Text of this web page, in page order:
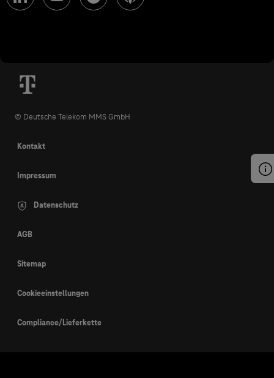
© Deutsche Telekom MMS GmbH
Kontakt
Impressum
Datenschutz
AGB
Sitemap
Cookieeinstellungen
Compliance/Lieferkette